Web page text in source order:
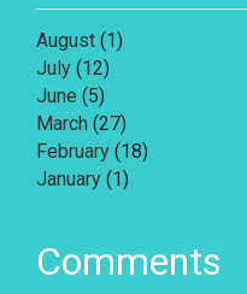
August (1)
July (12)
June (5)
March (27)
February (18)
January (1)
Comments